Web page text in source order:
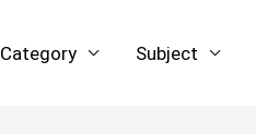
Category Subject